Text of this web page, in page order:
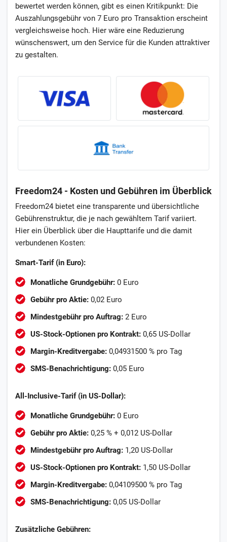
bewertet werden können, gibt es einen Kritikpunkt: Die
Auszahlungsgebühr von 7 Euro pro Transaktion erscheint
vergleichsweise hoch. Hier wäre eine Reduzierung
wünschenswert, um den Service für die Kunden attraktiver
zu gestalten.
Freedom24 - Kosten und Gebühren im Überblick
Freedom24 bietet eine transparente und übersichtliche
Gebührenstruktur, die je nach gewähltem Tarif variiert.
Hier ein Überblick über die Haupttarife und die damit
verbundenen Kosten:
Smart-Tarif (in Euro):
Monatliche Grundgebühr: 0 Euro
Gebühr pro Aktie: 0,02 Euro
Mindestgebühr pro Auftrag: 2 Euro
US-Stock-Optionen pro Kontrakt: 0,65 US-Dollar
Margin-Kreditvergabe: 0,04931500 % pro Tag
SMS-Benachrichtigung: 0,05 Euro
All-Inclusive-Tarif (in US-Dollar):
Monatliche Grundgebühr: 0 Euro
Gebühr pro Aktie: 0,25 % + 0,012 US-Dollar
Mindestgebühr pro Auftrag: 1,20 US-Dollar
US-Stock-Optionen pro Kontrakt: 1,50 US-Dollar
Margin-Kreditvergabe: 0,04109500 % pro Tag
SMS-Benachrichtigung: 0,05 US-Dollar
Zusätzliche Gebühren: